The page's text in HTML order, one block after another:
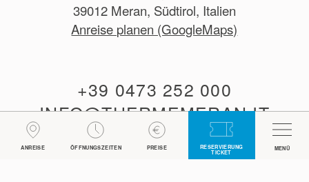
RESERVIERUNG
TICKET
ANREISE ÖFFNUNGSZEITEN PREISE MENÜ
FÜR UNTERNEHMEN LOGIN
39012 Meran, Südtirol, Italien
Anreise planen (GoogleMaps)
+39 0473 252 000
INFO@THERMEMERAN.IT